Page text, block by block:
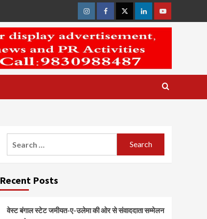
InstagramFacebookTwitterLinkedinYoutube
Recent Posts
वेस्ट बंगाल स्टेट जमीयत-ए-उलेमा की ओर से संवाददाता सम्मेलन